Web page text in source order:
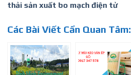
thải sản xuất bo mạch điện tử
Các Bài Viết Cần Quan Tâm: